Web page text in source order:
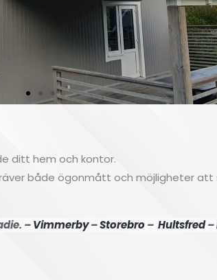
ditt hem och kontor.
både ögonmått och möjligheter att
–Vimmerby–Storebro– Hultsfred–